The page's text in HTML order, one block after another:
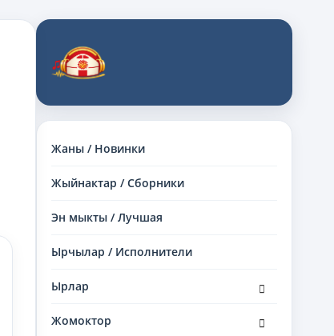
Жаны / Новинки
Жыйнактар / Сборники
Эн мыкты / Лучшая
Ырчылар / Исполнители
Ырлар
дочернее
Жомоктор
дочернее